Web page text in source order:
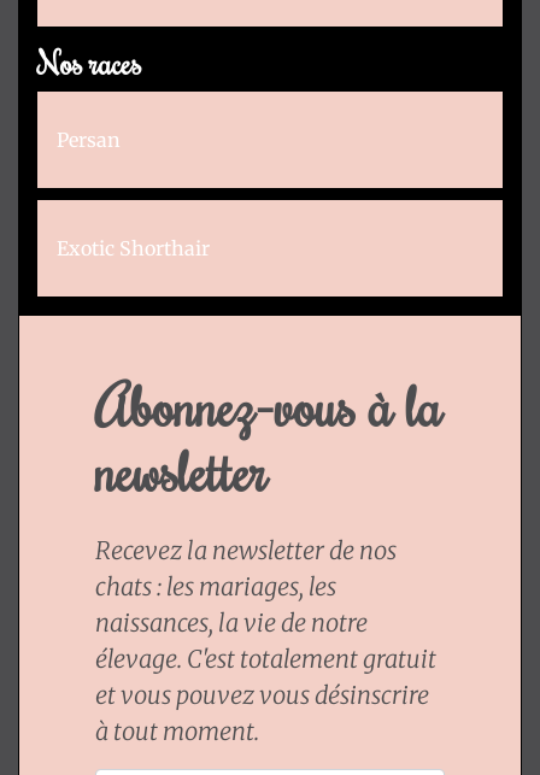
Nos races
Persan
Exotic Shorthair
Abonnez-vous à la
newsletter
Recevez la newsletter de nos
chats : les mariages, les
naissances, la vie de notre
élevage. C'est totalement gratuit
et vous pouvez vous désinscrire
à tout moment.